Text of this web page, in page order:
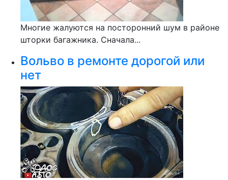
Многие жалуются на посторонний шум в районе
шторки багажника. Сначала...
Вольво в ремонте дорогой или
нет